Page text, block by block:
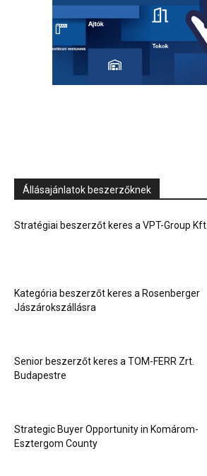
Állásajánlatok beszerzőknek
Stratégiai beszerzőt keres a VPT-Group Kft.
Kategória beszerzőt keres a Rosenberger
Jászárokszállásra
Senior beszerzőt keres a TOM-FERR Zrt.
Budapestre
Strategic Buyer Opportunity in Komárom-
Esztergom County